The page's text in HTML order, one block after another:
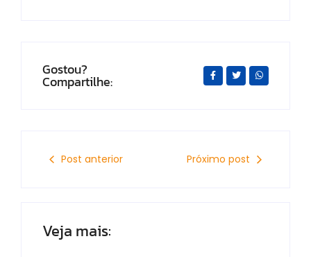
Gostou?
Compartilhe:
Post anterior Próximo post
Veja mais: